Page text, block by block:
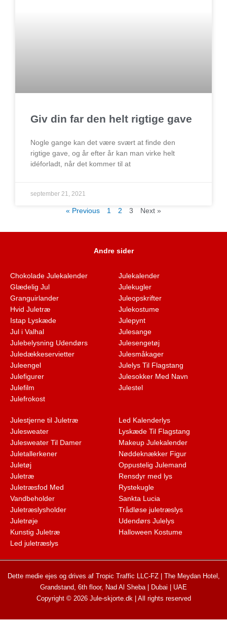
Giv din far den helt rigtige gave
Nogle gange kan det være svært at finde den
rigtige gave, og år efter år kan man virke helt
idéforladt, når det kommer til at
september 21, 2021
« Previous 1 2 3 Next »
Andre sider
Chokolade Julekalender
Glædelig Jul
Granguirlander
Hvid Juletræ
Istap Lyskæde
Jul i Valhal
Julebelysning Udendørs
Juledækkeservietter
Juleengel
Julefigurer
Julefilm
Julefrokost
Julekalender
Julekugler
Juleopskrifter
Julekostume
Julepynt
Julesange
Julesengetøj
Julesmåkager
Julelys Til Flagstang
Julesokker Med Navn
Julestel
Julestjerne til Juletræ
Julesweater
Julesweater Til Damer
Juletallerkener
Juletøj
Juletræ
Juletræsfod Med
Vandbeholder
Juletræslysholder
Juletrøje
Kunstig Juletræ
Led juletræslys
Led Kalenderlys
Lyskæde Til Flagstang
Makeup Julekalender
Nøddeknækker Figur
Oppustelig Julemand
Rensdyr med lys
Rystekugle
Sankta Lucia
Trådløse juletræslys
Udendørs Julelys
Halloween Kostume
Dette medie ejes og drives af Tropic Traffic LLC-FZ | The Meydan Hotel,
Grandstand, 6th floor, Nad Al Sheba | Dubai | UAE
Copyright © 2026 Jule-skjorte.dk | All rights reserved